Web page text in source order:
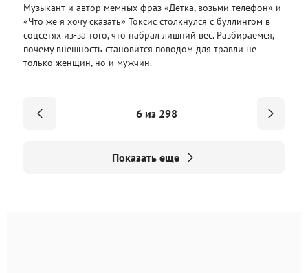
Музыкант и автор мемных фраз «Детка, возьми телефон» и
«Что же я хочу сказать» Токсис столкнулся с буллингом в
соцсетях из-за того, что набрал лишний вес. Разбираемся,
почему внешность становится поводом для травли не
только женщин, но и мужчин.
6 из 298
Показать еще